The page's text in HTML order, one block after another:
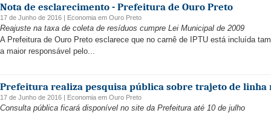
Nota de esclarecimento - Prefeitura de Ouro Preto
17 de Junho de 2016 | Economia em Ouro Preto
Reajuste na taxa de coleta de resíduos cumpre Lei Municipal de 2009
A Prefeitura de Ouro Preto esclarece que no carnê de IPTU está incluída
a maior responsável pelo...
Prefeitura realiza pesquisa pública sobre trajeto de linha
17 de Junho de 2016 | Economia em Ouro Preto
Consulta pública ficará disponível no site da Prefeitura até 10 de julho